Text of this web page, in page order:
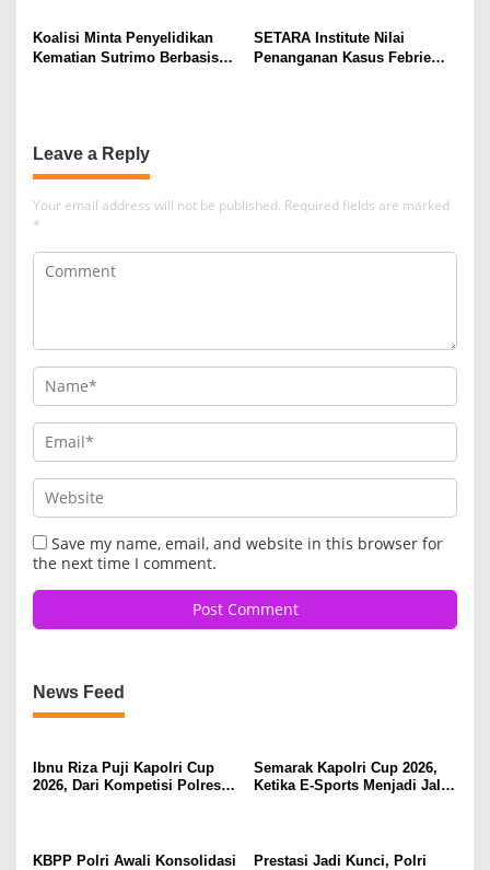
Koalisi Minta Penyelidikan
Kematian Sutrimo Berbasis
SETARA Institute Nilai
Penanganan Kasus Febrie
Leave a Reply
Your email address will not be published. Required fields are marked
*
Save my name, email, and website in this browser for
the next time I comment.
News Feed
Ibnu Riza Puji Kapolri Cup
2026, Dari Kompetisi Polres
Semarak Kapolri Cup 2026,
Ketika E-Sports Menjadi Jalan
KBPP Polri Awali Konsolidasi
Prestasi Jadi Kunci, Polri